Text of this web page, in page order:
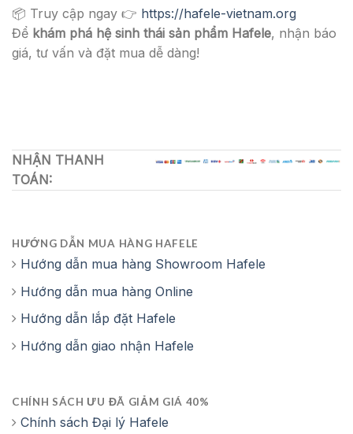
📦 Truy cập ngay 👉 https://hafele-vietnam.org
Để khám phá hệ sinh thái sản phẩm Hafele, nhận báo
giá, tư vấn và đặt mua dễ dàng!
NHẬN THANH
TOÁN:
HƯỚNG DẪN MUA HÀNG HAFELE
Hướng dẫn mua hàng Showroom Hafele
Hướng dẫn mua hàng Online
Hướng dẫn lắp đặt Hafele
Hướng dẫn giao nhận Hafele
CHÍNH SÁCH ƯU ĐÃ GIẢM GIÁ 40%
Chính sách Đại lý Hafele